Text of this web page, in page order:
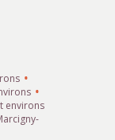
environs